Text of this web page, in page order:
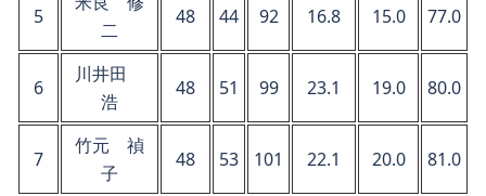
5
二
48 44 92 16.8 15.0 77.0
6
川井田
浩
48 51 99 23.1 19.0 80.0
7
竹元 禎
子
48 53 101 22.1 20.0 81.0